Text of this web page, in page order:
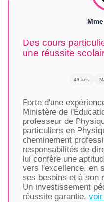
Des cours
une réussite
49 ans
Forte d'une
Ministère de
professeur de
particuliers en
cheminement
responsabilités de
lui confère une
vers l'excellence, en
ses besoins et à son
Un investissement
réussite garantie. voir